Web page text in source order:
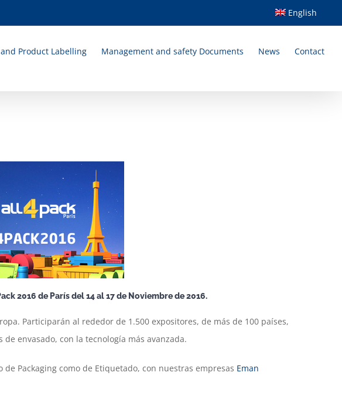
English
Product Labelling Management and safety Documents News Contact
2016 de París del 14 al 17 de Noviembre de 2016.
Participarán al rededor de 1.500 expositores, de más de 100 países,
envasado, con la tecnología más avanzada.
Packaging como de Etiquetado, con nuestras empresas Eman